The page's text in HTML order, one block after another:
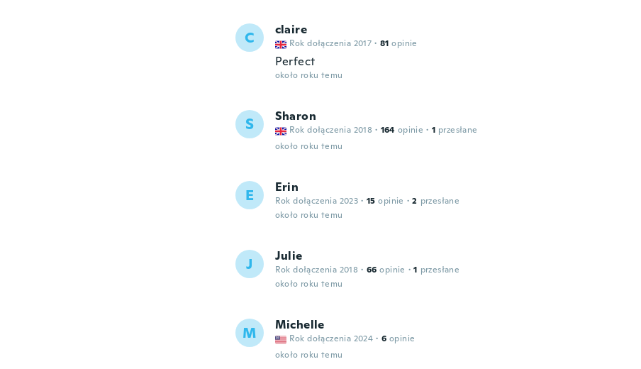
C claire
Rok dołączenia 2017 · 81 opinie
Perfect
około roku temu
S Sharon
Rok dołączenia 2018 · 164 opinie · 1 przesłane
około roku temu
E Erin
Rok dołączenia 2023 · 15 opinie · 2 przesłane
około roku temu
J Julie
Rok dołączenia 2018 · 66 opinie · 1 przesłane
około roku temu
M Michelle
Rok dołączenia 2024 · 6 opinie
około roku temu